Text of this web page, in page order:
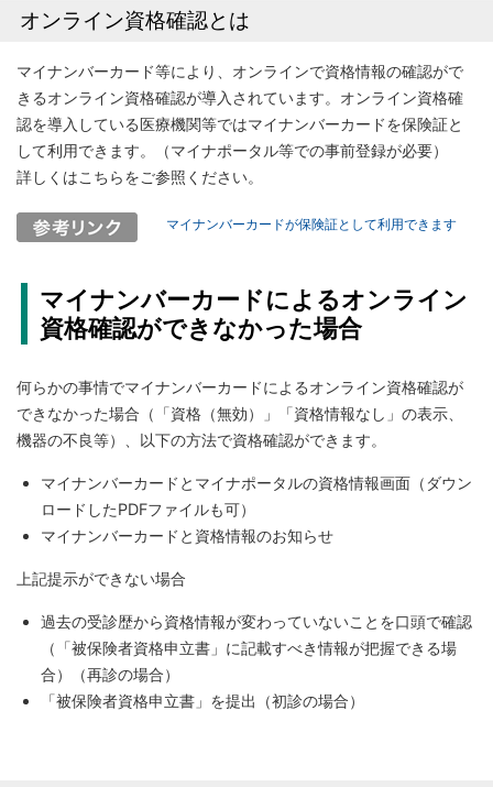
オンライン資格確認とは
マイナンバーカード等により、オンラインで資格情報の確認がで
きるオンライン資格確認が導入されています。オンライン資格確
認を導入している医療機関等ではマイナンバーカードを保険証と
して利用できます。（マイナポータル等での事前登録が必要）
詳しくはこちらをご参照ください。
マイナンバーカードが保険証として利用できます
マイナンバーカードによるオンライン
資格確認ができなかった場合
何らかの事情でマイナンバーカードによるオンライン資格確認が
できなかった場合（「資格（無効）」「資格情報なし」の表示、
機器の不良等）、以下の方法で資格確認ができます。
マイナンバーカードとマイナポータルの資格情報画面（ダウン
ロードしたPDFファイルも可）
マイナンバーカードと資格情報のお知らせ
上記提示ができない場合
過去の受診歴から資格情報が変わっていないことを口頭で確認
（「被保険者資格申立書」に記載すべき情報が把握できる場
合）（再診の場合）
「被保険者資格申立書」を提出（初診の場合）